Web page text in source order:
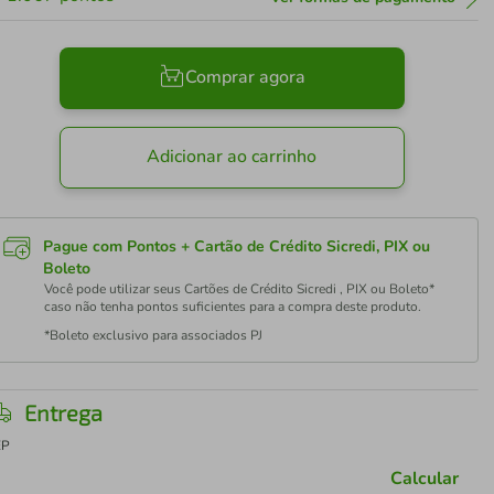
Comprar agora
Adicionar ao carrinho
Pague com Pontos + Cartão de Crédito Sicredi, PIX ou
Boleto
Você pode utilizar seus Cartões de Crédito Sicredi , PIX ou Boleto*
caso não tenha pontos suficientes para a compra deste produto.
*Boleto exclusivo para associados PJ
Entrega
Calcular